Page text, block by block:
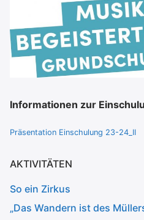
Informationen zur
Präsentation Einschulung 23-24_II
AKTIVITÄTEN
So ein Zirkus
„Das Wandern ist des